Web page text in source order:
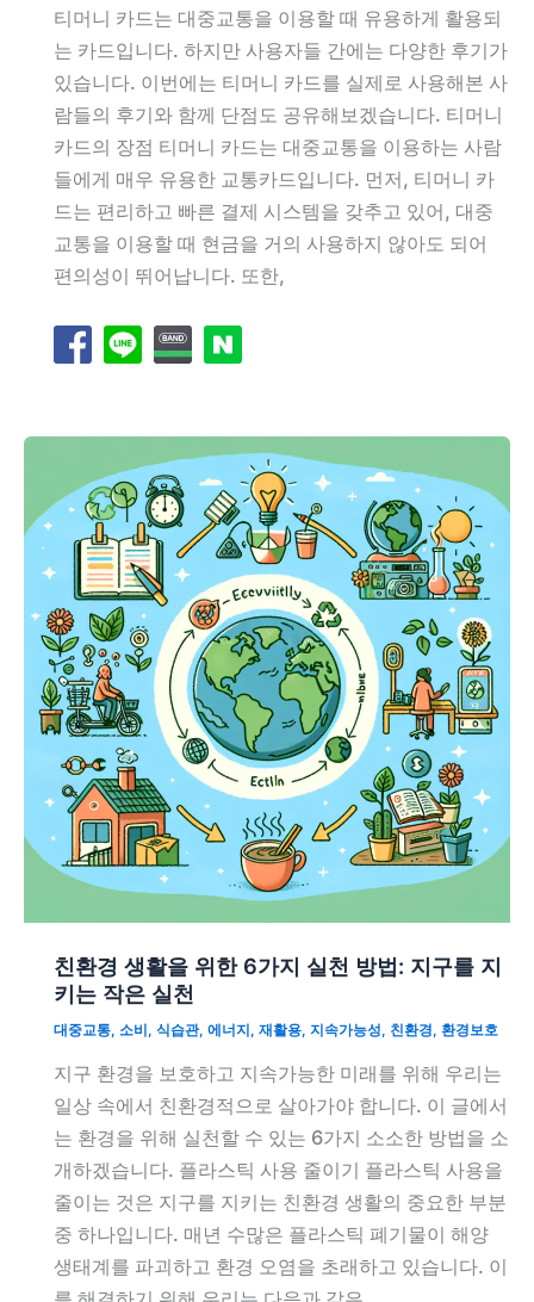
티머니 카드는 대중교통을 이용할 때 유용하게 활용되
는 카드입니다. 하지만 사용자들 간에는 다양한 후기가
있습니다. 이번에는 티머니 카드를 실제로 사용해본 사
람들의 후기와 함께 단점도 공유해보겠습니다. 티머니
카드의 장점 티머니 카드는 대중교통을 이용하는 사람
들에게 매우 유용한 교통카드입니다. 먼저, 티머니 카
드는 편리하고 빠른 결제 시스템을 갖추고 있어, 대중
교통을 이용할 때 현금을 거의 사용하지 않아도 되어
편의성이 뛰어납니다. 또한,
친환경 생활을 위한 6가지 실천 방법: 지구를 지
키는 작은 실천
대중교통, 소비, 식습관, 에너지, 재활용, 지속가능성, 친환경, 환경보호
지구 환경을 보호하고 지속가능한 미래를 위해 우리는
일상 속에서 친환경적으로 살아가야 합니다. 이 글에서
는 환경을 위해 실천할 수 있는 6가지 소소한 방법을 소
개하겠습니다. 플라스틱 사용 줄이기 플라스틱 사용을
줄이는 것은 지구를 지키는 친환경 생활의 중요한 부분
중 하나입니다. 매년 수많은 플라스틱 폐기물이 해양
생태계를 파괴하고 환경 오염을 초래하고 있습니다. 이